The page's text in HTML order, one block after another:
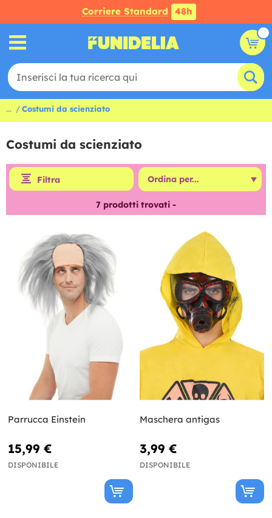
Corriere Standard 48h
... Costumi da scienziato
Costumi da scienziato
Filtra
7 prodotti trovati -
Parrucca Einstein
15,99 €
DISPONIBILE
Maschera antigas
3,99 €
DISPONIBILE